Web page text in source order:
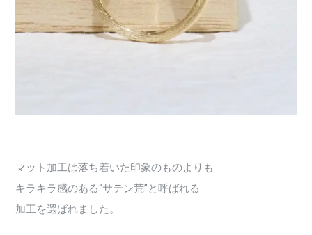
マット加工は落ち着いた印象のものよりも
キラキラ感のある“サテン荒”と呼ばれる
加工を選ばれました。